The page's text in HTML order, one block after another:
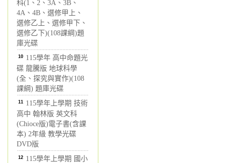
科(1、2、3A、3B、
4A、4B、選修甲上、
選修乙上、選修甲下、
選修乙下)(108課綱)題
庫光碟
10 115學年 高中命題光
碟 龍騰版 地球科學
(全、探究與實作)(108
課綱) 題庫光碟
11 115學年上學期 技術
高中 翰林版 英文科
(Chioce版)電子書(含課
本) 2年級 教學光碟
DVD版
12 115學年上學期 國小